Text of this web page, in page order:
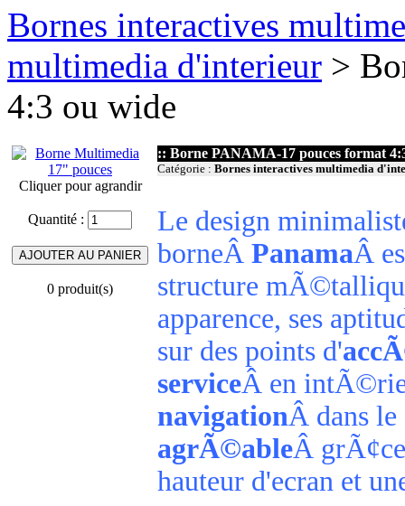
Bornes interactives
multimedia d'interieur >
4:3 ou wide
Cliquer pour agrandir
Quantité :
0 produit(s)
:: Borne PANAMA-17 pouces format
Catégorie : Bornes interactives multimedia
Le design
borneÂ PanamaÂ
structure
apparence, ses
sur des points d'
serviceÂ en
navigationÂ dans
agrÃ©ableÂ
hauteur d'ecran et